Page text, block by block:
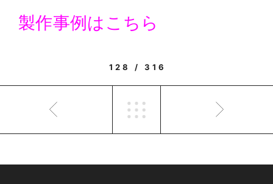
製作事例はこちら
128 / 316